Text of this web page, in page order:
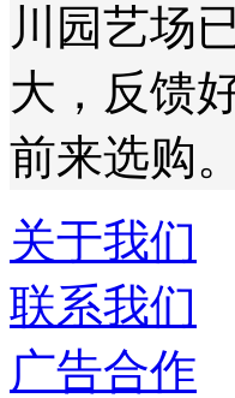
川园艺场
大，反馈
前来选购。
关于我们
联系我们
广告合作